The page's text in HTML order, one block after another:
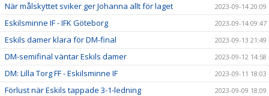
När målskyttet sviker ger Johanna allt för laget 2023-09-14 20:09
Eskilsminne IF - IFK Göteborg 2023-09-14 09:47
Eskils damer klara för DM-final 2023-09-13 21:49
DM-semifinal väntar Eskils damer 2023-09-12 14:58
DM: Lilla Torg FF - Eskilsminne IF 2023-09-11 18:03
Förlust när Eskils tappade 3-1-ledning 2023-09-09 18:09